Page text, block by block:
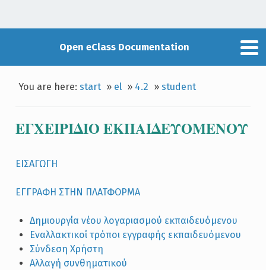
Open eClass Documentation
You are here:start » el » 4.2 »student
ΕΓΧΕΙΡIΔΙΟ ΕΚΠΑΙΔΕΥΟΜΕΝΟΥ
ΕΙΣΑΓΩΓΗ
ΕΓΓΡΑΦΗ ΣΤΗΝ ΠΛΑΤΦΟΡΜΑ
Δημιουργία νέου λογαριασμού εκπαιδευόμενου
Εναλλακτικοί τρόποι εγγραφής εκπαιδευόμενου
Σύνδεση Χρήστη
Αλλαγή συνθηματικού